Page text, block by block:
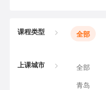
课程类型 全部
上课城市 全部
青岛